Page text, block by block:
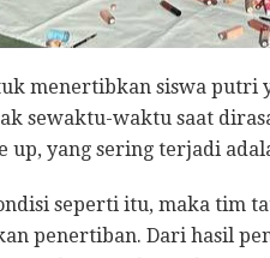
menertibkan siswa putri
sewaktu-waktu saat
up, yang sering terjadi
seperti itu, maka tim
penertiban. Dari hasil